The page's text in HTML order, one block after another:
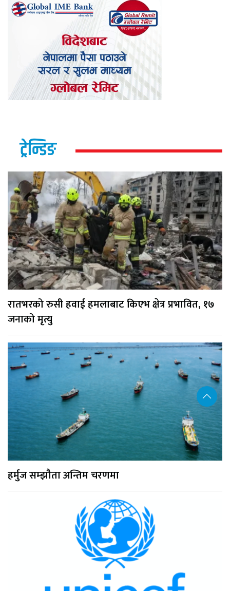
ट्रेन्डिङ
रातभरको रुसी हवाई हमलाबाट किएभ क्षेत्र प्रभावित, १७
जनाको मृत्यु
हर्मुज सम्झौता अन्तिम चरणमा